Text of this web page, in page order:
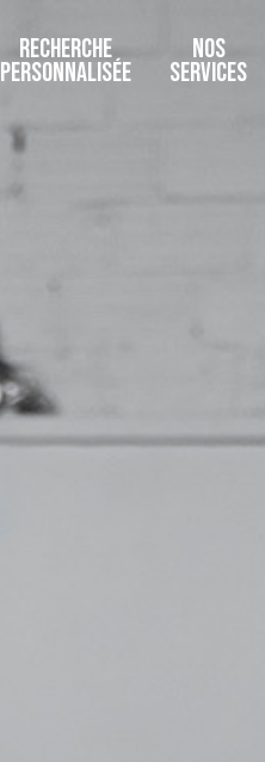
RECHERCHE
PERSONNALISÉE
NOS
SERVICES